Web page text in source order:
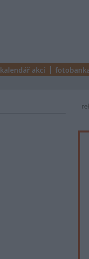
kalendář akcí